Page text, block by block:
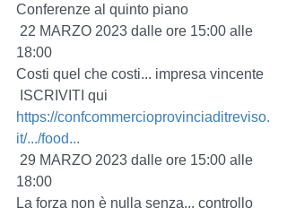
Conferenze al quinto piano
18:00
Costi quel che costi... impresa vincente
ISCRIVITI qui
https://confcommercioprovinciaditreviso.
it/.../food...
18:00
La forza non è nulla senza... controllo